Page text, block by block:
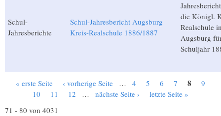
Schul-
Jahresberichte
Schul-Jahresbericht Augsburg
Kreis-Realschule 1886/1887
die Königl.
Realschule
Augsburg
Schuljahr
Seiten
« erste Seite ‹ vorherige Seite … 4 5 6 7 8
9
10
11 12 … nächste Seite ›
letzte Seite »
71 - 80 von 4031